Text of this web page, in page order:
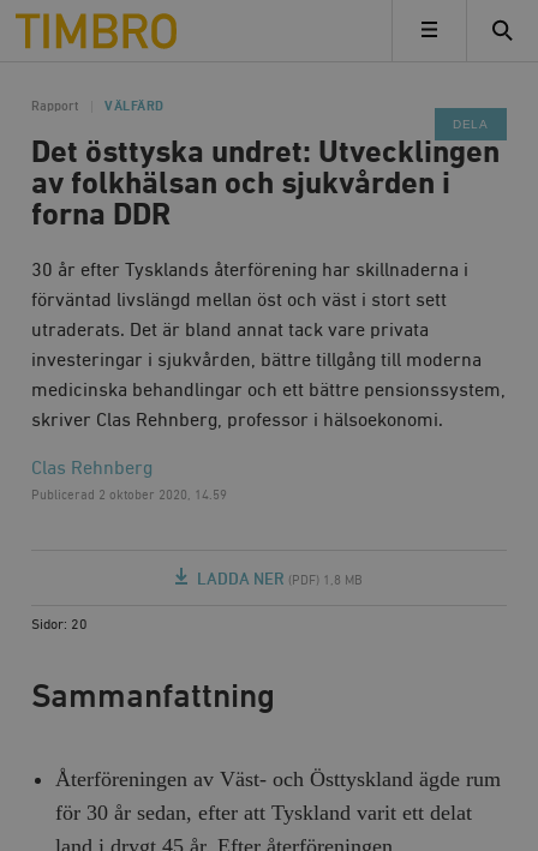
Timbro
MENY
Rapport VÄLFÄRD
Det östtyska undret: Utvecklingen
av folkhälsan och sjukvården i
forna DDR
30 år efter Tysklands återförening har skillnaderna i
förväntad livslängd mellan öst och väst i stort sett
utraderats. Det är bland annat tack vare privata
investeringar i sjukvården, bättre tillgång till moderna
medicinska behandlingar och ett bättre pensionssystem,
skriver Clas Rehnberg, professor i hälsoekonomi.
Clas Rehnberg
Publicerad 2 oktober 2020, 14.59
LADDA NER (PDF) 1,8 MB
Sidor: 20
Sammanfattning
Återföreningen av Väst- och Östtyskland ägde rum
för 30 år sedan, efter att Tyskland varit ett delat
DELA